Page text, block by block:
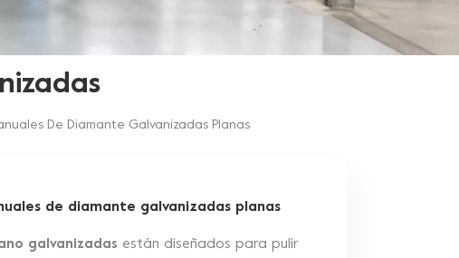
De Diamante Galvanizadas Planas
de diamante galvanizadas planas
galvanizadas están diseñados para pulir